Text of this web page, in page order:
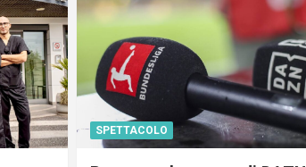
SPETTACOLO